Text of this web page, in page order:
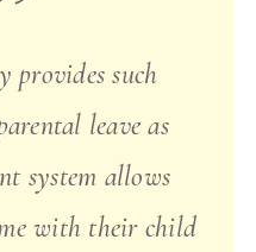
provides such
leave as
system allows
with their child